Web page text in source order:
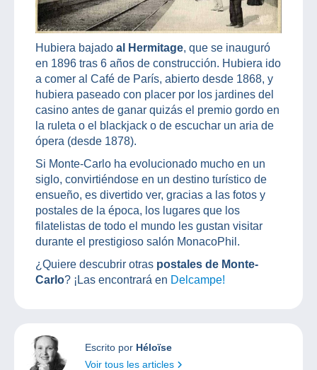
Hubiera bajado al Hermitage, que se inauguró
en 1896 tras 6 años de construcción. Hubiera ido
a comer al Café de París, abierto desde 1868, y
hubiera paseado con placer por los jardines del
casino antes de ganar quizás el premio gordo en
la ruleta o el blackjack o de escuchar un aria de
ópera (desde 1878).
Si Monte-Carlo ha evolucionado mucho en un
siglo, convirtiéndose en un destino turístico de
ensueño, es divertido ver, gracias a las fotos y
postales de la época, los lugares que los
filatelistas de todo el mundo les gustan visitar
durante el prestigioso salón MonacoPhil.
¿Quiere descubrir otras postales de Monte-
Carlo? ¡Las encontrará en Delcampe!
Escrito por Héloïse
Voir tous les articles